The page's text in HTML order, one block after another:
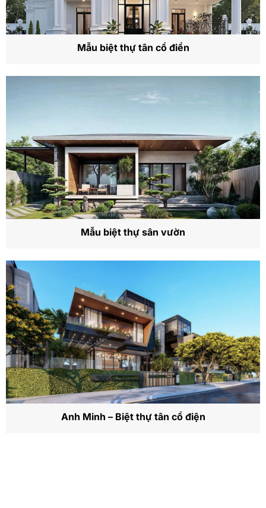
Mẫu biệt thự tân cổ điển
Mẫu biệt thự sân vườn
Anh Minh – Biệt thự tân cổ điện